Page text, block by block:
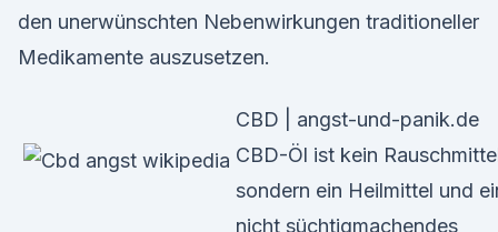
den unerwünschten Nebenwirkungen traditioneller
Medikamente auszusetzen.
CBD | angst-und-panik.de
CBD-Öl ist kein
sondern ein Heilmittel und
nicht süchtigmachendes